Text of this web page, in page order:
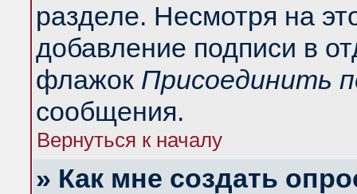
разделе. Несмотря на
добавление подписи в
флажок Присоединить
сообщения.
Вернуться к началу
» Как мне создать